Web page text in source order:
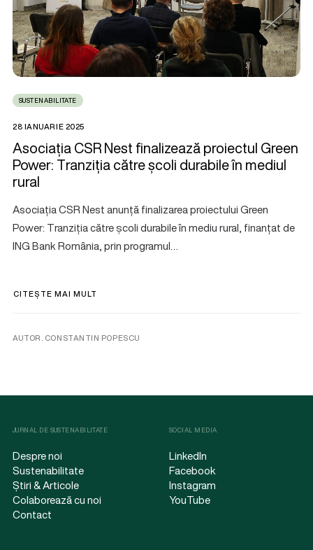
SUSTENABILITATE
28 IANUARIE 2025
Asociația CSR Nest finalizează proiectul Green
Power: Tranziția către școli durabile în mediul
rural
Asociația CSR Nest anunță finalizarea proiectului Green
Power: Tranziția către școli durabile în mediu rural, finanțat de
ING Bank România, prin programul…
CITEȘTE MAI MULT
AUTOR. CONSTANTIN POPESCU
JURNAL DE SUSTENABILITATE
Despre noi
Sustenabilitate
Știri & Articole
Colaborează cu noi
Contact
SOCIAL MEDIA
LinkedIn
Facebook
Instagram
YouTube